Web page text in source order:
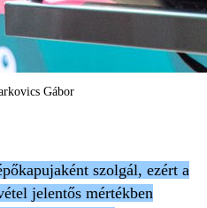
Gábor
szolgál, ezért a
jelentős mértékben